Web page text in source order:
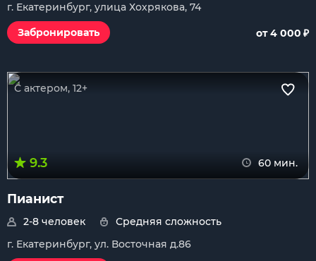
г. Екатеринбург, улица Хохрякова, 74
Забронировать
от 4 000 ₽
С актером, 12+
9.3 60 мин.
Пианист
2-8 человек
Средняя сложность
г. Екатеринбург, ул. Восточная д.86